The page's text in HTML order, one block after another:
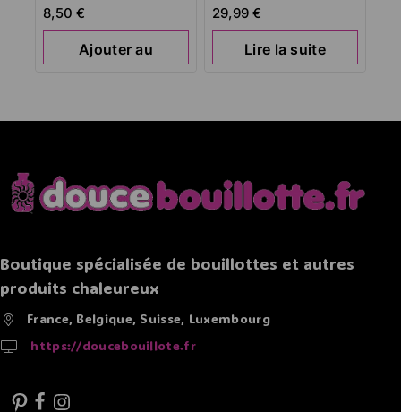
0
de
8,50 €
Ajouter au
4.58
de 5
29,99 €
Lire la suite
Boutique spécialisée de bouillottes et autres
produits chaleureux
France, Belgique, Suisse, Luxembourg
https://doucebouillote.fr